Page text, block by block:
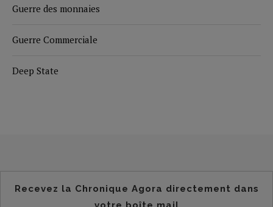
Guerre des monnaies
Guerre Commerciale
Deep State
Recevez la Chronique Agora directement dans